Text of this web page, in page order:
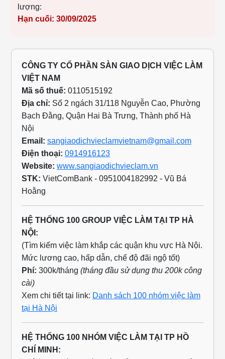
Tỉnh/TP: Hải Phòng,
lượng: 1
CÔNG TY CỔ PHẦN SÀN GIAO DỊCH VIỆC LÀM
VIỆT NAM
Mã số thuế:0110515192
Địa chỉ:Số 2 ngách 31/118 Nguyễn Cao, Phường
Bạch Đằng, Quận Hai Bà Trưng, Thành phố Hà
Nội
Email: sangiaodichvieclamvietnam@gmail.com
Điện thoại: 0914916123
Website: www.sangiaodichvieclam.vn
STK:VietComBank - 0951004182992 - Vũ Bá
Hoằng
HỆ THỐNG 100 GROUP VIỆC LÀM TẠI TP HÀ
NỘI:
(Tìm kiếm việc làm khắp các quận khu vực Hà Nội.
Mức lương cao, hấp dẫn, chế độ đãi ngộ tốt)
Phí:
cài)
Xem chi tiết tại link:
tại Hà Nội
HỆ THỐNG 100 NHÓM VIỆC LÀM TẠI TP HỒ